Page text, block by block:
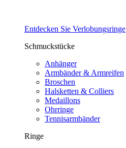
Entdecken Sie Verlobungsringe
Schmuckstücke
Anhänger
Armbänder & Armreifen
Broschen
Halsketten & Colliers
Medaillons
Ohrringe
Tennisarmbänder
Ringe